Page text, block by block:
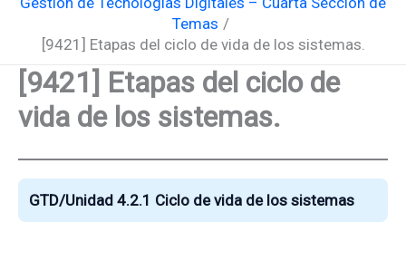
Temas
[9421] Etapas del ciclo de vida de los sistemas.
[9421] Etapas del ciclo de
vida de los sistemas.
GTD/Unidad 4.2.1 Ciclo de vida de los sistemas